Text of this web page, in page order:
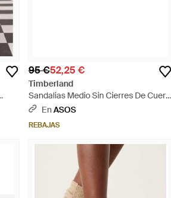
95 €52,25 €
Timberland
Sandalias Medio Sin Cierres De Cuero
Calista Bay De - Marrón
EnASOS
REBAJAS